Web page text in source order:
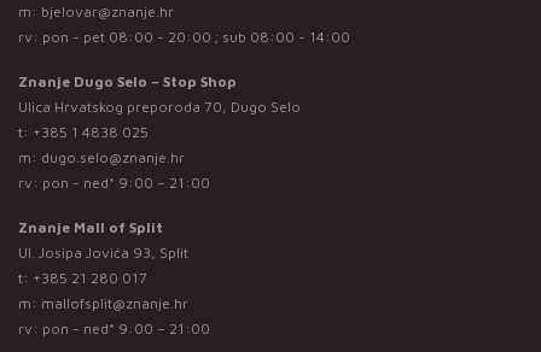
m: bjelovar@znanje.hr
rv: pon - pet 08:00 - 20:00 ; sub 08:00 - 14:00
Znanje Dugo Selo – Stop Shop
Ulica Hrvatskog preporoda 70, Dugo Selo
t: +385 1 4838 025
m: dugo.selo@znanje.hr
rv: pon - ned* 9:00 – 21:00
Znanje Mall of Split
Ul. Josipa Jovića 93, Split
t: +385 21 280 017
m: mallofsplit@znanje.hr
rv: pon - ned* 9:00 – 21:00